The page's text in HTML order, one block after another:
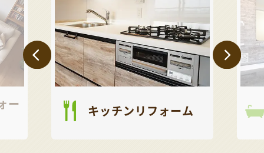
ー キッチンリフォーム